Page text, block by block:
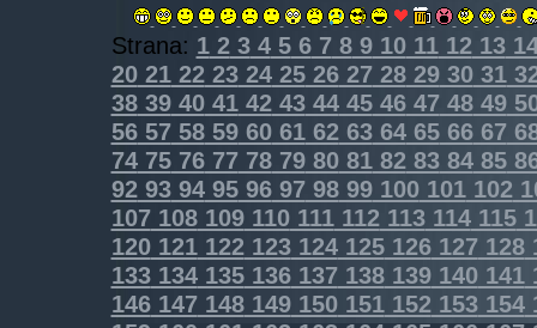
Strana: 12345678910111213
202122232425262728293031
383940414243444546474849
565758596061626364656667
747576777879808182838485
9293949596979899100101102
107108109110111112113114115
120121122123124125126127 128
133134135136137138139140 141
146147148149150151152153154